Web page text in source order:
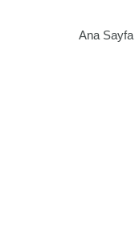
Ana Sayfa